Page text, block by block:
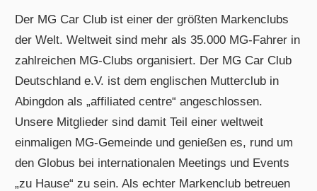
Der MG Car Club ist einer der größten Markenclubs
der Welt. Weltweit sind mehr als 35.000 MG-Fahrer in
zahlreichen MG-Clubs organisiert. Der MG Car Club
Deutschland e.V. ist dem englischen Mutterclub in
Abingdon als „affiliated centre“ angeschlossen.
Unsere Mitglieder sind damit Teil einer weltweit
einmaligen MG-Gemeinde und genießen es, rund um
den Globus bei internationalen Meetings und Events
„zu Hause“ zu sein. Als echter Markenclub betreuen